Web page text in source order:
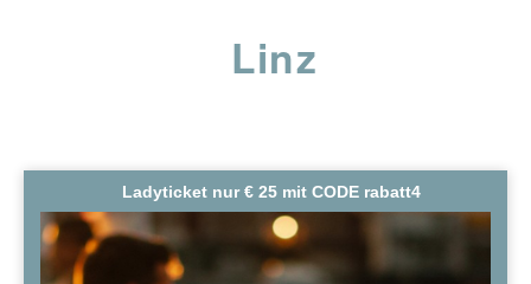
Linz
Ladyticket nur € 25 mit CODE rabatt4